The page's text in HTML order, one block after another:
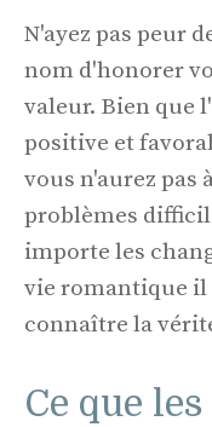
N'ayez pas peur
nom d'honorer
valeur. Bien que
positive et
vous n'aurez pas
problèmes
importe les
vie romantique il
connaître la
Ce que